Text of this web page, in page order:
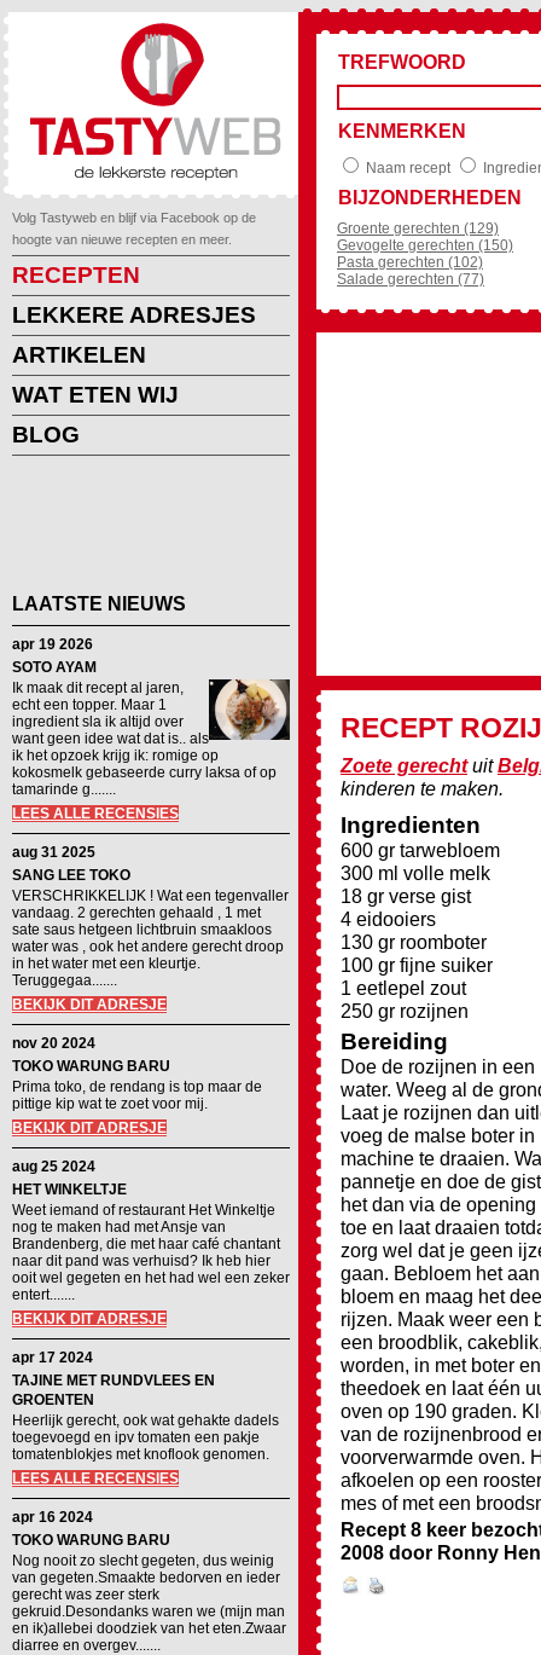
Volg Tastyweb en blijf via Facebook op de
hoogte van nieuwe recepten en meer.
RECEPTEN
LEKKERE ADRESJES
ARTIKELEN
WAT ETEN WIJ
BLOG
LAATSTE NIEUWS
apr 19 2026
SOTO AYAM
Ik maak dit recept al jaren,
echt een topper. Maar 1
ingredient sla ik altijd over
want geen idee wat dat is.. als
ik het opzoek krijg ik: romige op
kokosmelk gebaseerde curry laksa of op
tamarinde g.......
LEES ALLE RECENSIES
aug 31 2025
SANG LEE TOKO
VERSCHRIKKELIJK ! Wat een tegenvaller
vandaag. 2 gerechten gehaald , 1 met
sate saus hetgeen lichtbruin smaakloos
water was , ook het andere gerecht droop
in het water met een kleurtje.
Teruggegaa.......
BEKIJK DIT ADRESJE
nov 20 2024
TOKO WARUNG BARU
Prima toko, de rendang is top maar de
pittige kip wat te zoet voor mij.
BEKIJK DIT ADRESJE
aug 25 2024
HET WINKELTJE
Weet iemand of restaurant Het Winkeltje
nog te maken had met Ansje van
Brandenberg, die met haar café chantant
naar dit pand was verhuisd? Ik heb hier
ooit wel gegeten en het had wel een zeker
entert.......
BEKIJK DIT ADRESJE
apr 17 2024
TAJINE MET RUNDVLEES EN
GROENTEN
Heerlijk gerecht, ook wat gehakte dadels
toegevoegd en ipv tomaten een pakje
tomatenblokjes met knoflook genomen.
LEES ALLE RECENSIES
apr 16 2024
TOKO WARUNG BARU
Nog nooit zo slecht gegeten, dus weinig
van gegeten.Smaakte bedorven en ieder
gerecht was zeer sterk
gekruid.Desondanks waren we (mijn man
en ik)allebei doodziek van het eten.Zwaar
diarree en overgev.......
TREFWOORD
KENMERKEN
Naam recept
BIJZONDERHEDEN
Groente gerechten (129)
Gevogelte gerechten (150)
Pasta gerechten (102)
Salade gerechten (77)
RECEPT
Zoete gerechtuit
kinderen te maken.
Ingredienten
600 gr tarwebloem
300 ml volle melk
18 gr verse gist
4 eidooiers
130 gr roomboter
100 gr fijne suiker
1 eetlepel zout
250 gr rozijnen
Bereiding
Doe de rozijnen in
water. Weeg al de
Laat je rozijnen dan
voeg de malse boter
machine te draaien.
pannetje en doe de
het dan via de
toe en laat draaien
zorg wel dat je geen
gaan. Bebloem het
bloem en maag het
rijzen. Maak weer een
een broodblik,
worden, in met boter
theedoek en laat één
oven op 190 graden.
van de rozijnenbrood
voorverwarmde oven.
afkoelen op een
mes of met een
Recept 8 keer
2008 door Ronny